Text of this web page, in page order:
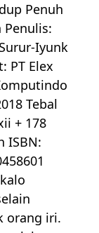
Penuh
Penulis:
Iyunk
PT Elex
Tebal
+ 178
ISBN:
orang iri.